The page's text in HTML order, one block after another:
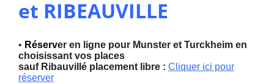
et RIBEAUVILLE
• Réserver en ligne pour Munster et Turckheim en
choisissant vos places
sauf Ribauvillé placement libre : Cliquer ici pour
réserver